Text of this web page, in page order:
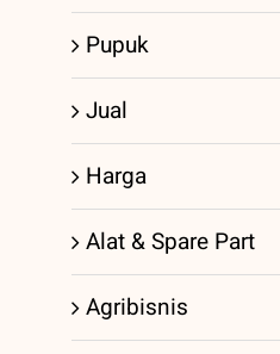
Pupuk
Jual
Harga
Alat & Spare Part
Agribisnis